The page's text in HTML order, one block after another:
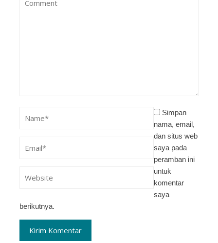
Simpan
nama, email,
dan situs web
saya pada
peramban ini
untuk
komentar
saya
berikutnya.